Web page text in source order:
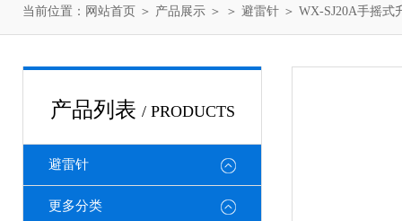
当前位置： 网站首页 ＞ 产品展示 ＞ ＞ 避雷针 ＞ WX-SJ20A手摇式
产品列表 / PRODUCTS
避雷针
更多分类